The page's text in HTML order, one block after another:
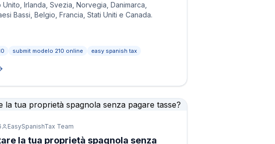
Irlanda, Svezia, Norvegia, Danimarca,
Bassi, Belgio, Francia, Stati Uniti e Canada.
submit modelo 210 online easy spanish tax
EasySpanishTax Team
la tua proprietà spagnola senza